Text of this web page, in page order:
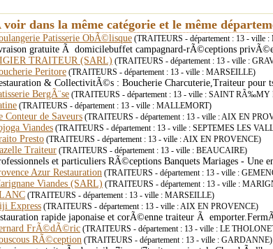
voir dans la même catégorie et le même
Patisserie ObÃ©lisque (TRAITEURS - département : 13 - ville
gratuite Ã domicilebuffet campagnard-rÃ©ceptions
TRAITEUR (SARL) (TRAITEURS - département : 13 - ville :
Peritore (TRAITEURS - département : 13 - ville : MARSEILLE)
& CollectivitÃ©s : Boucherie Charcuterie,Traiteur pour
BergÃ¨se (TRAITEURS - département : 13 - ville : SAINT RÃ‰MY
(TRAITEURS - département : 13 - ville : MALLEMORT)
Conteur de Saveurs (TRAITEURS - département : 13 - ville : AIX EN
Viandes (TRAITEURS - département : 13 - ville : SEPTEMES LES
Presto (TRAITEURS - département : 13 - ville : AIX EN PROVENCE)
Traiteur (TRAITEURS - département : 13 - ville : BEAUCAIRE)
et particuliers RÃ©ceptions Banquets Mariages - Une
Azur Restauration (TRAITEURS - département : 13 - ville :
Viandes (SARL) (TRAITEURS - département : 13 - ville :
(TRAITEURS - département : 13 - ville : MARSEILLE)
Express (TRAITEURS - département : 13 - ville : AIX EN PROVENCE)
rapide japonaise et corÃ©enne traiteur Ã
FrÃ©dÃ©ric (TRAITEURS - département : 13 - ville : LE
RÃ©ception (TRAITEURS - département : 13 - ville : GARDANNE)